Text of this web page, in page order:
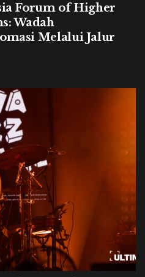
Forum of Higher
Wadah
Melalui Jalur